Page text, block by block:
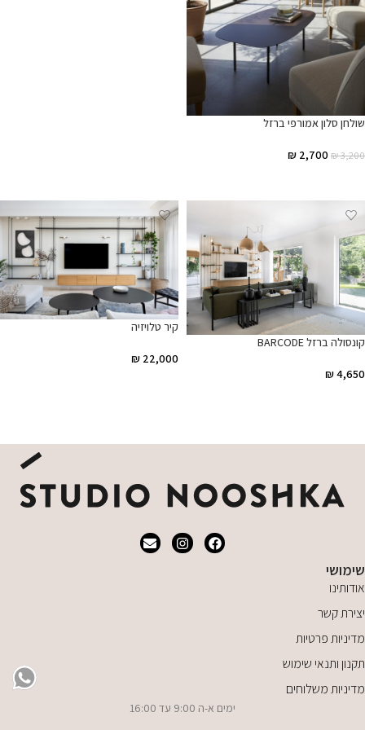
שולחן סלון אמורפי ברזל
₪3,200
₪ 2,700
קונסולה ברזל BARCODE
₪4,650
קיר טלויזיה
₪ 22,000
שימושי
אודותינו
יצירת קשר
מדיניות פרטיות
תקנון ותנאי שימוש
מדיניות משלוחים
ימים א-ה 9:00 עד 16:00